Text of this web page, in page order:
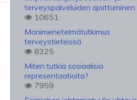
terveyspalveluiden ajoittuminen
10651
Monimenetelmätutkimus
terveystieteissä
8325
Miten tutkia sosiaalisia
representaatioita?
7959